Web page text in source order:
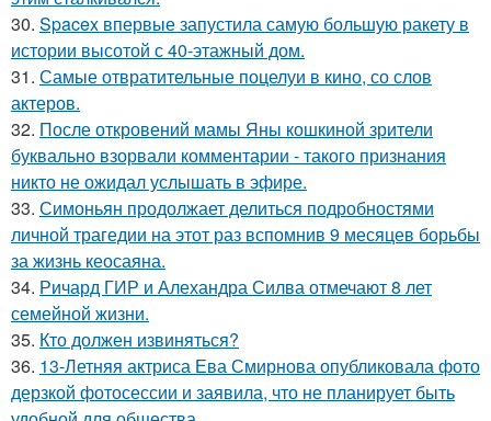
30. Spacex впервые запустила самую большую ракету в
истории высотой с 40-этажный дом.
31. Самые отвратительные поцелуи в кино, со слов
актеров.
32. После откровений мамы Яны кошкиной зрители
буквально взорвали комментарии - такого признания
никто не ожидал услышать в эфире.
33. Симоньян продолжает делиться подробностями
личной трагедии на этот раз вспомнив 9 месяцев борьбы
за жизнь кеосаяна.
34. Ричард ГИР и Алехандра Силва отмечают 8 лет
семейной жизни.
35. Кто должен извиняться?
36. 13-Летняя актриса Ева Смирнова опубликовала фото
дерзкой фотосессии и заявила, что не планирует быть